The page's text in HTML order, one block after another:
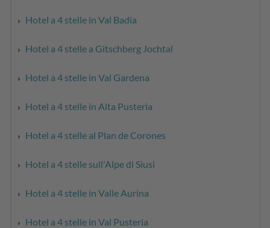
Hotel a 4 stelle in Val Badia
Hotel a 4 stelle a Gitschberg Jochtal
Hotel a 4 stelle in Val Gardena
Hotel a 4 stelle in Alta Pusteria
Hotel a 4 stelle al Plan de Corones
Hotel a 4 stelle sull'Alpe di Siusi
Hotel a 4 stelle in Valle Aurina
Hotel a 4 stelle in Val Pusteria